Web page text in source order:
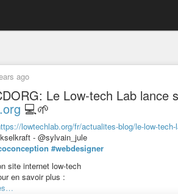
ago
Le Low-tech Lab lance
💻🌱
lowtechlab.org/fr/actualites-blog/le-low-
- @sylvain_jule
#webdesigner
site internet low-tech
en savoir plus :